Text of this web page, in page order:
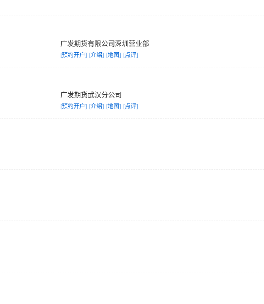
广发期货有限公司深圳营业部
[预约开户] [介绍] [地图] [点评]
广发期货武汉分公司
[预约开户] [介绍] [地图] [点评]